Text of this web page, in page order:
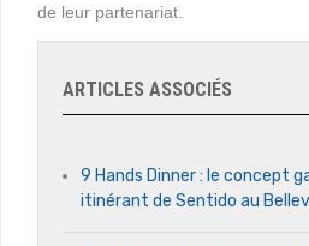
de leur partenariat.
ARTICLES ASSOCIÉS
9 Hands Dinner : le concept
itinérant de Sentido au